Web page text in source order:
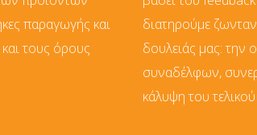
παραγωγής και
τους όρους
διατηρούμε
δουλειάς μας: την
συναδέλφων,
κάλυψη του